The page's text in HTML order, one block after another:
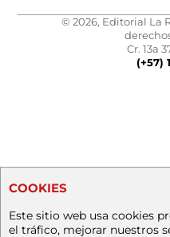
© 2026, Editorial La
Cr. 13a
(+57)
COOKIES
Este sitio web usa cookies
el tráfico, mejorar nuestros